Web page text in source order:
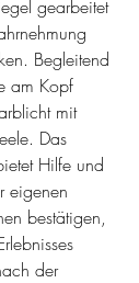
gearbeitet
Begleitend
am Kopf
mit
Das
Hilfe und
eigenen
bestätigen,
der